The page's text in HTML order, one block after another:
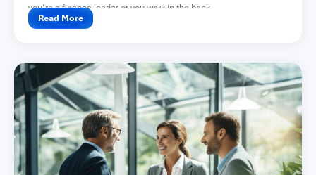
you’re a finance leader or you work in the back...
Read More